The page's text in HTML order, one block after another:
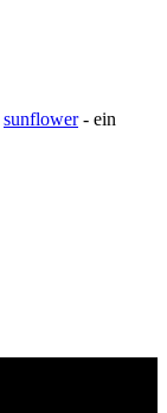
sunflower‐ ein